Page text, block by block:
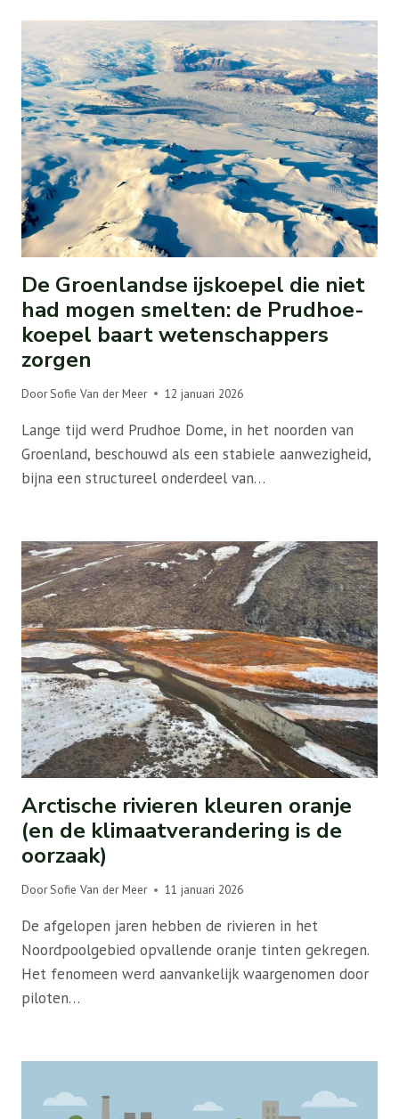
De Groenlandse ijskoepel die niet
had mogen smelten: de Prudhoe-
koepel baart wetenschappers
zorgen
DoorSofie Van der Meer 12 januari 2026
Lange tijd werd Prudhoe Dome, in het noorden van
Groenland, beschouwd als een stabiele aanwezigheid,
bijna een structureel onderdeel van…
Arctische rivieren kleuren oranje
(en de klimaatverandering is de
oorzaak)
DoorSofie Van der Meer 11 januari 2026
De afgelopen jaren hebben de rivieren in het
Noordpoolgebied opvallende oranje tinten gekregen.
Het fenomeen werd aanvankelijk waargenomen door
piloten…